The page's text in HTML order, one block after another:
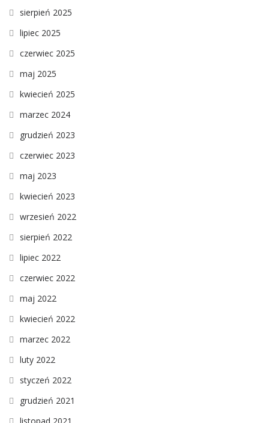
sierpień 2025
lipiec 2025
czerwiec 2025
maj 2025
kwiecień 2025
marzec 2024
grudzień 2023
czerwiec 2023
maj 2023
kwiecień 2023
wrzesień 2022
sierpień 2022
lipiec 2022
czerwiec 2022
maj 2022
kwiecień 2022
marzec 2022
luty 2022
styczeń 2022
grudzień 2021